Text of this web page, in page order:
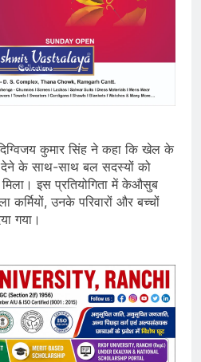
कुमार सिंह ने कहा कि खेल के
देने के साथ-साथ बल सदस्यों को
इस प्रतियोगिता में केऔसुब
उनके परिवारों और बच्चों
गया।